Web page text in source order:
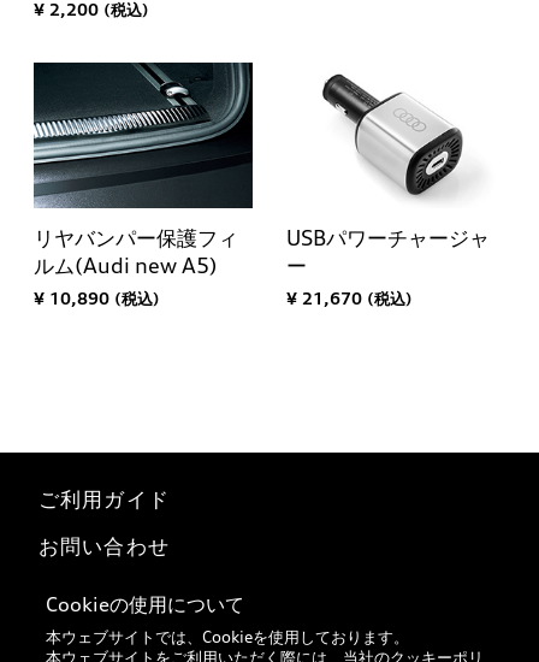
¥ 2,200 (税込)
リヤバンパー保護フィ
ルム(Audi new A5)
¥ 10,890 (税込)
USBパワーチャージャ
ー
¥ 21,670 (税込)
ご利用ガイド
お問い合わせ
マイページ
特定商取引法に基づく表記
Cookieの使用について
本ウェブサイトでは、Cookieを使用しております。
本ウェブサイトをご利用いただく際には、当社のクッキーポリ